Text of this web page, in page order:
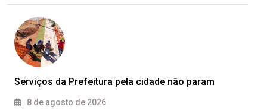
Serviços da Prefeitura pela cidade não param
8 de agosto de 2026